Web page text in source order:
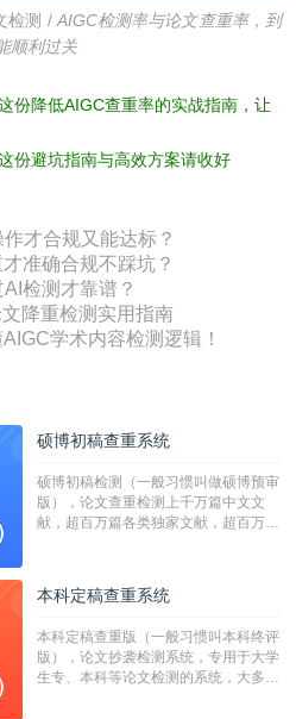
检测 /AIGC检测率与论文查重率，到
顺利过关
份降低AIGC查重率的实战指南，让
份避坑指南与高效方案请收好
才合规又能达标？
准确合规不踩坑？
检测才靠谱？
降重检测实用指南
学术内容检测逻辑！
硕博初稿查重系统
硕博初稿检测（一般习惯叫做硕博预审
版），论文查重检测上千万篇中文文
献，超百万篇各类独家文献，超百万港
校用来检测硕博论文的系统，检测范围
广，数据来源真实，检测算法合理!本
字符数30万）
本科定稿查重系统
本科定稿查重版（一般习惯叫本科终评
版），论文抄袭检测系统，专用于大学
生专、本科等论文检测的系统，大多数